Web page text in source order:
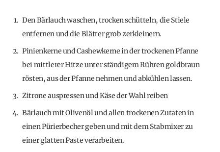
Den Bärlauch waschen, trocken schütteln, die Stiele
entfernen und die Blätter grob zerkleinern.
Pinienkerne und Cashewkerne in der trockenen Pfanne
bei mittlerer Hitze unter ständigem Rühren goldbraun
rösten, aus der Pfanne nehmen und abkühlen lassen.
Zitrone auspressen und Käse der Wahl reiben
Bärlauch mit Olivenöl und allen trockenen Zutaten in
einen Pürierbecher geben und mit dem Stabmixer zu
einer glatten Paste verarbeiten.